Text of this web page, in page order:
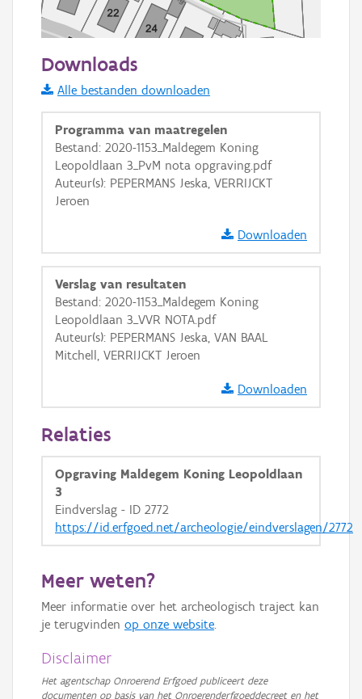
Informatie Vlaanderen
i
+ −
Basis Lagen
OSM-Basiskaart
Ortho
Downloads
Alle bestanden downloaden
Programma van maatregelen
Bestand: 2020-1153_Maldegem Koning
Leopoldlaan 3_PvM nota opgraving.pdf
Auteur(s): PEPERMANS Jeska, VERRIJCKT
Jeroen
Downloaden
Verslag van resultaten
Bestand: 2020-1153_Maldegem Koning
Leopoldlaan 3_VVR NOTA.pdf
Auteur(s): PEPERMANS Jeska, VAN BAAL
Mitchell, VERRIJCKT Jeroen
Downloaden
Relaties
Opgraving Maldegem Koning Leopoldlaan
3
Eindverslag - ID 2772
https://id.erfgoed.net/archeologie/eindverslagen/2772
Meer weten?
Meer informatie over het archeologisch traject kan
je terugvinden op onze website.
Disclaimer
Het agentschap Onroerend Erfgoed publiceert deze
documenten op basis van het Onroerenderfgoeddecreet en het